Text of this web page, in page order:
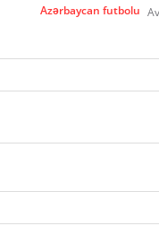
Azərbaycan futbolu